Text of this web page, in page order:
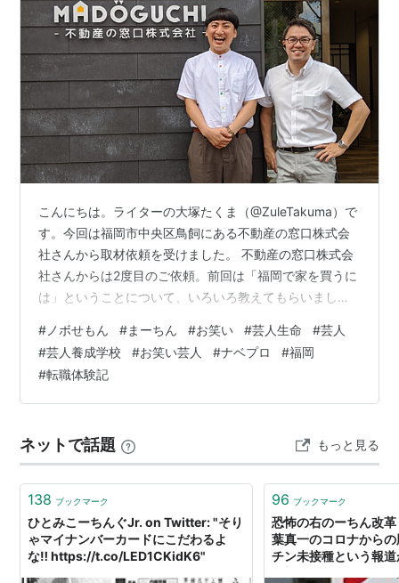
こんにちは。ライターの大塚たくま（@ZuleTakuma）で
す。今回は福岡市中央区鳥飼にある不動産の窓口株式会
社さんから取材依頼を受けました。 不動産の窓口株式会
社さんからは2度目のご依頼。前回は「福岡で家を買うに
は」ということについて、いろいろ教えてもらいまし
なんでも「不動産の窓口の新入社員として、有名人が入
るのでインタビュー記事をつくってほしい」というも
の。有名人へのインタビュー。いいじゃないですか、モ
チベーション上がるぞ。 ――有名人って、ちなみにどな
――へ、へぇ～…
#ノボせもん #まーちん #お笑い #芸人生命 #芸人
#芸人養成学校 #お笑い芸人 #ナベプロ #福岡
#転職体験記
ネットで話題 もっと見る
138 ブックマーク
ひとみこーちんぐJr. on Twitter: "そり
ゃマイナンバーカードにこだわるよ
な‼️ https://t.co/LED1CKidK6"
96 ブックマーク
恐怖の右のーちん改
葉真一のコロナから
チン未接種という報